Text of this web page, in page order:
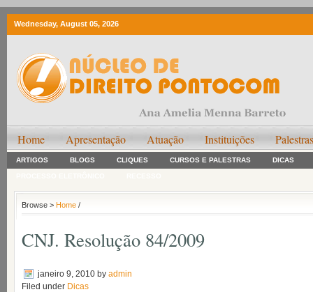
Wednesday, August 05, 2026
Home Apresentação Atuação Instituições Palestras
ARTIGOS BLOGS CLIQUES CURSOS E PALESTRAS DICAS
Browse > Home /
CNJ. Resolução 84/2009
janeiro 9, 2010 by admin
Filed under Dicas